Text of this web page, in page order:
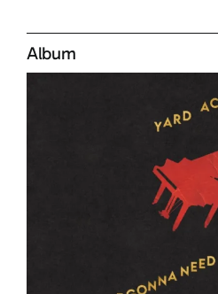
Album